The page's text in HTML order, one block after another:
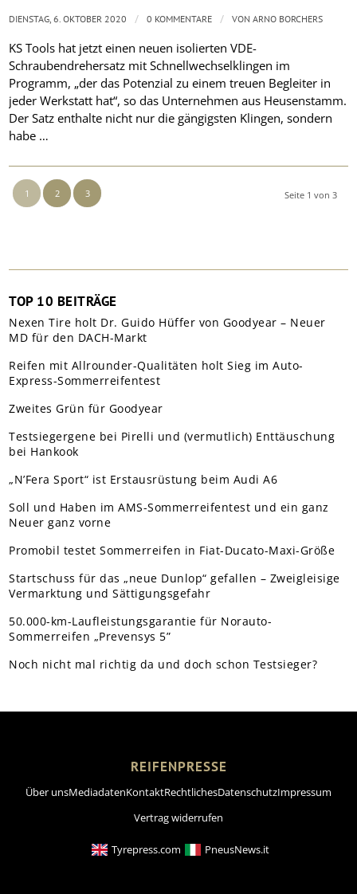
KS Tools hat jetzt einen neuen isolierten VDE-
Schraubendrehersatz mit Schnellwechselklingen im
Programm, „der das Potenzial zu einem treuen Begleiter in
jeder Werkstatt hat“, so das Unternehmen aus Heusenstamm.
Der Satz enthalte nicht nur die gängigsten Klingen, sondern
habe …
DIENSTAG, 6. OKTOBER 2020 / 0 KOMMENTARE / VONARNO BORCHERS
Seite 1 von 3
1 2 3
TOP 10 BEITRÄGE
Nexen Tire holt Dr. Guido Hüffer von Goodyear – Neuer
MD für den DACH-Markt
Reifen mit Allrounder-Qualitäten holt Sieg im Auto-
Express-Sommerreifentest
Zweites Grün für Goodyear
Testsiegergene bei Pirelli und (vermutlich) Enttäuschung
bei Hankook
„N’Fera Sport“ ist Erstausrüstung beim Audi A6
Soll und Haben im AMS-Sommerreifentest und ein ganz
Neuer ganz vorne
Promobil testet Sommerreifen in Fiat-Ducato-Maxi-Größe
Startschuss für das „neue Dunlop“ gefallen – Zweigleisige
Vermarktung und Sättigungsgefahr
50.000-km-Laufleistungsgarantie für Norauto-
Sommerreifen „Prevensys 5”
Noch nicht mal richtig da und doch schon Testsieger?
REIFENPRESSE
Über unsMediadatenKontaktRechtlichesDatenschutzImpressum
Vertrag widerrufen
Tyrepress.com PneusNews.it